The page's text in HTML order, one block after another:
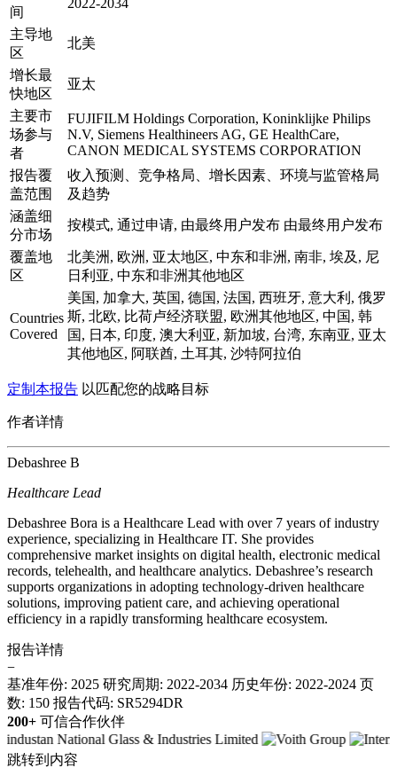
间
主导地
区
北美
增长最
快地区
亚太
主要市
场参与
者
FUJIFILM Holdings Corporation, Koninklijke Philips
N.V, Siemens Healthineers AG, GE HealthCare,
CANON MEDICAL SYSTEMS CORPORATION
报告覆
盖范围
收入预测、竞争格局、增长因素、环境与监管格局
及趋势
涵盖细
分市场
按模式, 通过申请, 由最终用户发布 由最终用户发布
覆盖地
区
北美洲, 欧洲, 亚太地区, 中东和非洲, 南非, 埃及, 尼
日利亚, 中东和非洲其他地区
Countries
Covered
美国, 加拿大, 英国, 德国, 法国, 西班牙, 意大利, 俄罗
斯, 北欧, 比荷卢经济联盟, 欧洲其他地区, 中国, 韩
国, 日本, 印度, 澳大利亚, 新加坡, 台湾, 东南亚, 亚太
其他地区, 阿联酋, 土耳其, 沙特阿拉伯
定制本报告 以匹配您的战略目标
作者详情
Debashree B
Healthcare Lead
Debashree Bora is a Healthcare Lead with over 7 years of industry
experience, specializing in Healthcare IT. She provides
comprehensive market insights on digital health, electronic medical
records, telehealth, and healthcare analytics. Debashree’s research
supports organizations in adopting technology-driven healthcare
solutions, improving patient care, and achieving operational
efficiency in a rapidly transforming healthcare ecosystem.
报告详情
−
基准年份: 2025 研究周期: 2022-2034 历史年份: 2022-2024 页
数: 150 报告代码: SR5294DR
200+ 可信合作伙伴
跳转到内容